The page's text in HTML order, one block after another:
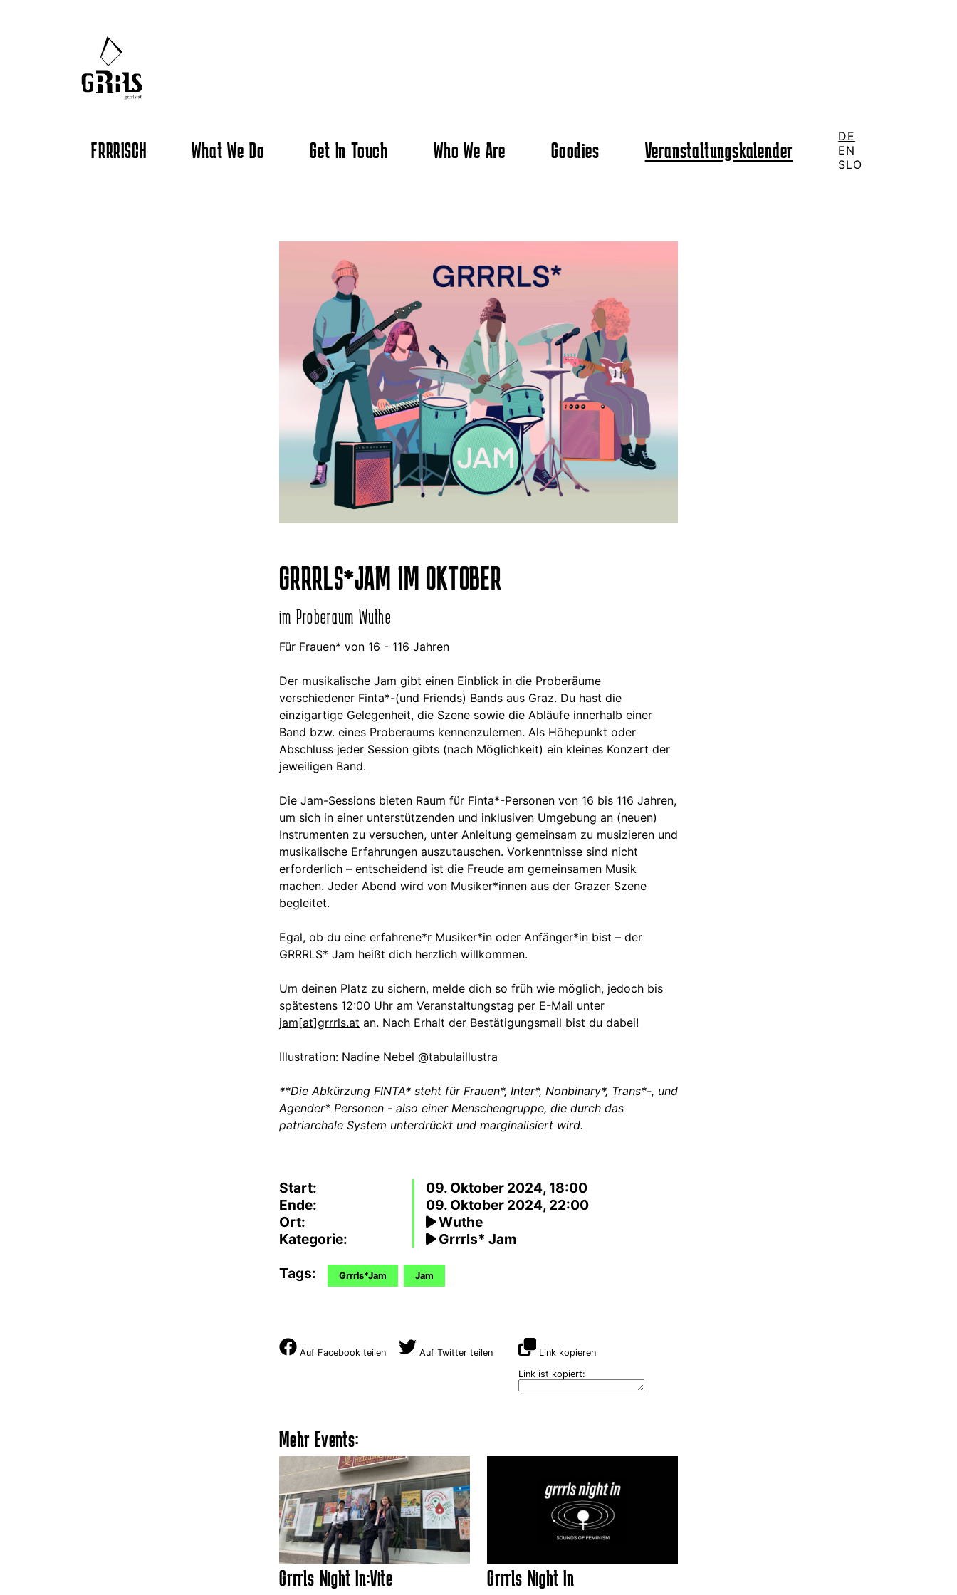
FRRRISCH What We Do Get In Touch Who We Are Goodies Veranstaltungskalender
DE
EN
SLO
GRRRLS*JAM IM OKTOBER
im Proberaum Wuthe
Für Frauen* von 16 - 116 Jahren
Der musikalische Jam gibt einen Einblick in die Proberäume
verschiedener Finta*-(und Friends) Bands aus Graz. Du hast die
einzigartige Gelegenheit, die Szene sowie die Abläufe innerhalb einer
Band bzw. eines Proberaums kennenzulernen. Als Höhepunkt oder
Abschluss jeder Session gibts (nach Möglichkeit) ein kleines Konzert der
jeweiligen Band.
Die Jam-Sessions bieten Raum für Finta*-Personen von 16 bis 116 Jahren,
um sich in einer unterstützenden und inklusiven Umgebung an (neuen)
Instrumenten zu versuchen, unter Anleitung gemeinsam zu musizieren und
musikalische Erfahrungen auszutauschen. Vorkenntnisse sind nicht
erforderlich – entscheidend ist die Freude am gemeinsamen Musik
machen. Jeder Abend wird von Musiker*innen aus der Grazer Szene
begleitet.
Egal, ob du eine erfahrene*r Musiker*in oder Anfänger*in bist – der
GRRRLS* Jam heißt dich herzlich willkommen.
Um deinen Platz zu sichern, melde dich so früh wie möglich, jedoch bis
spätestens 12:00 Uhr am Veranstaltungstag per E-Mail unter
jam[at]grrrls.at an. Nach Erhalt der Bestätigungsmail bist du dabei!
Illustration: Nadine Nebel @tabulaillustra
**Die Abkürzung FINTA* steht für Frauen*, Inter*, Nonbinary*, Trans*-, und
Agender* Personen - also einer Menschengruppe, die durch das
patriarchale System unterdrückt und marginalisiert wird.
Start:
09. Oktober 2024, 18:00
Ende:
09. Oktober 2024, 22:00
Ort:
Wuthe
Kategorie:
Grrrls* Jam
Tags:
Grrrls*Jam Jam
Auf Facebook teilen Auf Twitter teilen
Link kopieren
Link ist kopiert:
Mehr Events:
Grrrls Night In:Vite Grrrls Night In